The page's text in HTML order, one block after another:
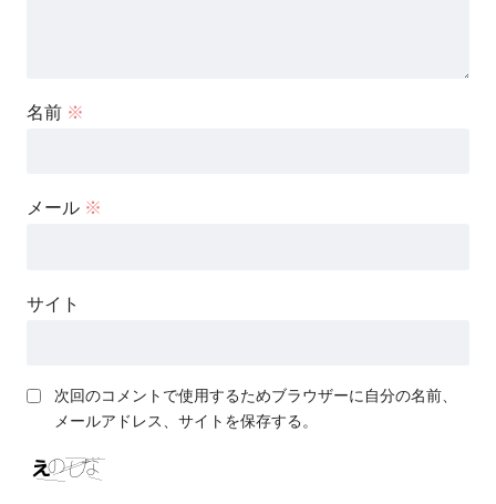
名前 ※
メール ※
サイト
次回のコメントで使用するためブラウザーに自分の名前、
メールアドレス、サイトを保存する。